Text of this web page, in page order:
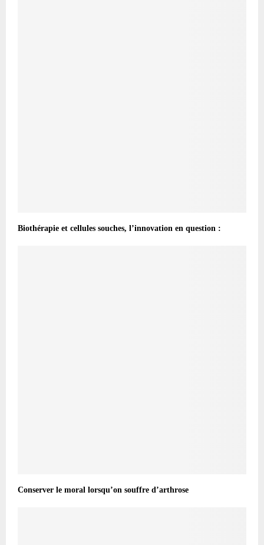
Biothérapie et cellules souches, l’innovation en question :
Conserver le moral lorsqu’on souffre d’arthrose